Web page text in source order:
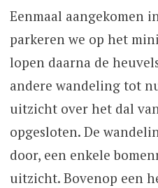
Eenmaal aangekomen
parkeren we op het
lopen daarna de
andere wandeling tot
uitzicht over het dal
opgesloten. De
door, een enkele
uitzicht. Bovenop een